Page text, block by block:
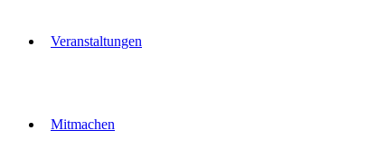
Veranstaltungen
Mitmachen